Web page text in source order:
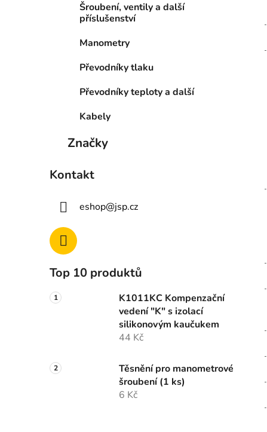
Šroubení, ventily a další
příslušenství
Manometry
Převodníky tlaku
Převodníky teploty a další
Kabely
Značky
Kontakt
eshop@jsp.cz
Top 10 produktů
K1011KC Kompenzační
vedení "K" s izolací
silikonovým kaučukem
44 Kč
Těsnění pro manometrové
šroubení (1 ks)
6 Kč